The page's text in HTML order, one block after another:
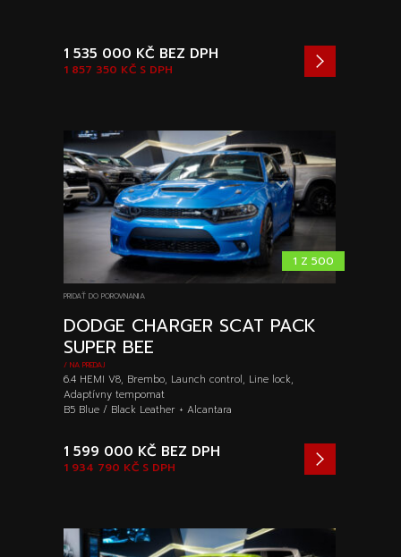
1 857 350 KČ S DPH
1 535 000 KČ BEZ DPH
1 Z 500
PRIDAŤ DO POROVNANIA
DODGE CHARGER SCAT PACK
SUPER BEE
/ NA PREDAJ
6.4 HEMI V8, Brembo, Launch control, Line lock,
Adaptívny tempomat
B5 Blue / Black Leather + Alcantara
1 934 790 KČ S DPH
1 599 000 KČ BEZ DPH